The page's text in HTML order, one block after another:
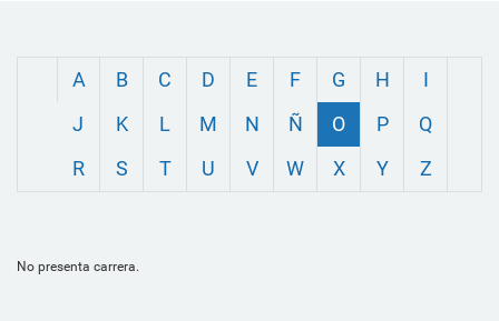
A B C D E F G H
I
J
K L M N Ñ O P
Q
R
S T U V W X Y Z
No presenta carrera.